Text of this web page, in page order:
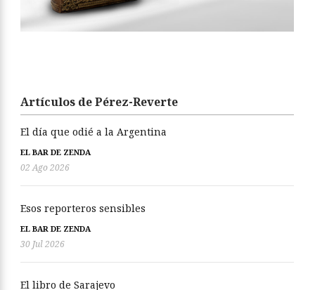
Artículos de Pérez-Reverte
El día que odié a la Argentina
EL BAR DE ZENDA
02 Ago 2026
Esos reporteros sensibles
EL BAR DE ZENDA
30 Jul 2026
El libro de Sarajevo